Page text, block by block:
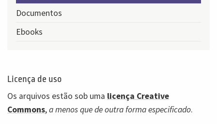
Documentos
Ebooks
Licença de uso
Os arquivos estão sob uma licença Creative
Commons,a menos que de outra forma especificado.